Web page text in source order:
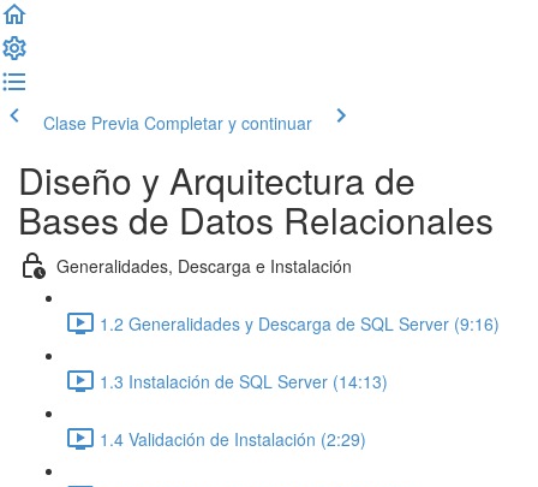
Clase Previa Completar y continuar
Diseño y Arquitectura de
Bases de Datos Relacionales
Generalidades, Descarga e Instalación
1.2 Generalidades y Descarga de SQL Server (9:16)
1.3 Instalación de SQL Server (14:13)
1.4 Validación de Instalación (2:29)